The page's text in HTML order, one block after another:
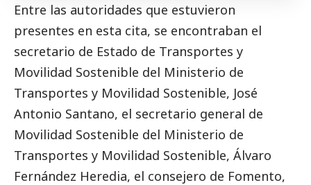
Entre las autoridades que estuvieron
presentes en esta cita, se encontraban el
secretario de Estado de Transportes y
Movilidad Sostenible del Ministerio de
Transportes y Movilidad Sostenible, José
Antonio Santano, el secretario general de
Movilidad Sostenible del Ministerio de
Transportes y Movilidad Sostenible, Álvaro
Fernández Heredia, el consejero de Fomento,